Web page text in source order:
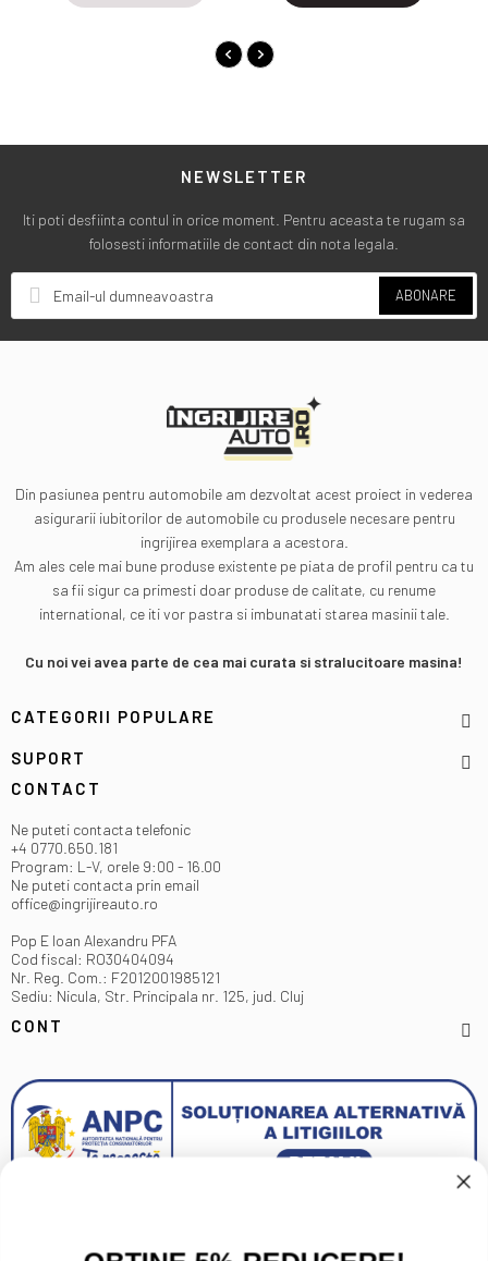
NEWSLETTER
Iti poti desfiinta contul in orice moment. Pentru aceasta te rugam sa
folosesti informatiile de contact din nota legala.
ABONARE
Din pasiunea pentru automobile am dezvoltat acest proiect in vederea
asigurarii iubitorilor de automobile cu produsele necesare pentru
ingrijirea exemplara a acestora.
Am ales cele mai bune produse existente pe piata de profil pentru ca tu
sa fii sigur ca primesti doar produse de calitate, cu renume
international, ce iti vor pastra si imbunatati starea masinii tale.
Cu noi vei avea parte de cea mai curata si stralucitoare masina!
CATEGORII POPULARE
SUPORT
CONTACT
Ne puteti contacta telefonic
+4 0770.650.181
Program: L-V, orele 9:00 - 16.00
Ne puteti contacta prin email
office@ingrijireauto.ro
Pop E Ioan Alexandru PFA
Cod fiscal: RO30404094
Nr. Reg. Com.: F2012001985121
Sediu: Nicula, Str. Principala nr. 125, jud. Cluj
CONT